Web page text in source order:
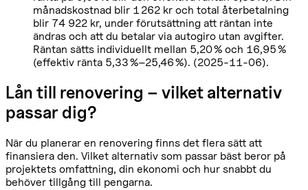
månadskostnad blir 1 262 kr och total återbetalning
blir 74 922 kr, under förutsättning att räntan inte
ändras och att du betalar via autogiro utan avgifter.
Räntan sätts individuellt mellan 5,20 % och 16,95 %
(effektiv ränta 5,33 %–25,46 %). (2025-11-06).
Lån till renovering – vilket alternativ
passar dig?
När du planerar en renovering finns det flera sätt att
finansiera den. Vilket alternativ som passar bäst beror på
projektets omfattning, din ekonomi och hur snabbt du
behöver tillgång till pengarna.